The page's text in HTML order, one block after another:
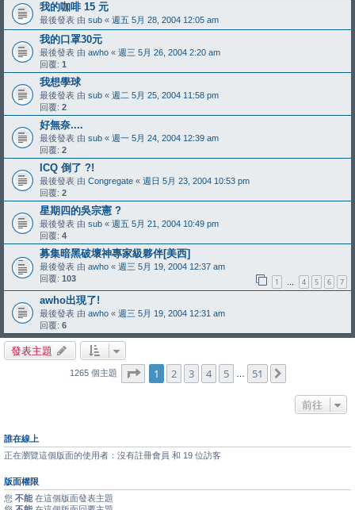
我的咖啡 15 元
最後發表 由 sub « 週五 5月 28, 2004 12:05 am
我的口罩30元
最後發表 由 awho « 週三 5月 26, 2004 2:20 am
回覆: 1
我想學球
最後發表 由 sub « 週二 5月 25, 2004 11:58 pm
回覆: 2
好無奈....
最後發表 由 sub « 週一 5月 24, 2004 12:39 am
回覆: 2
ICQ 倒了 ?!
最後發表 由 Congregate « 週日 5月 23, 2004 10:53 pm
回覆: 2
星期四的吳宗憲 ?
最後發表 由 sub « 週五 5月 21, 2004 10:49 pm
回覆: 4
募集暗黑破壞神專家級夥伴[美西]
最後發表 由 awho « 週三 5月 19, 2004 12:37 am
回覆: 103 1 … 4 5 6 7
awho出現了!
最後發表 由 awho « 週三 5月 19, 2004 12:31 am
回覆: 6
發表主題
1265 個主題 第 1 頁 (共51 頁)
1 2 3 4 5 51
前往
誰在線上
正在瀏覽這個版面的使用者：沒有註冊會員 和 19 位訪客
版面權限
您 不能 在這個版面發表主題